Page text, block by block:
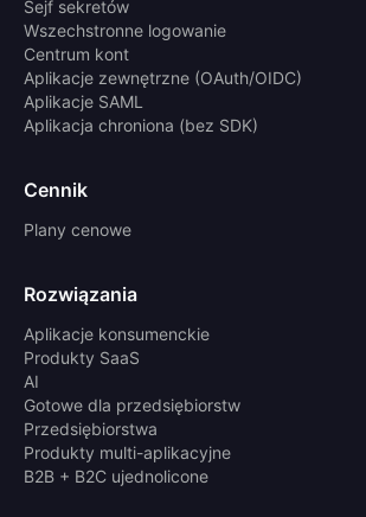
Sejf sekretów
Wszechstronne logowanie
Centrum kont
Aplikacje zewnętrzne (OAuth/OIDC)
Aplikacje SAML
Aplikacja chroniona (bez SDK)
Cennik
Plany cenowe
Rozwiązania
Aplikacje konsumenckie
Produkty SaaS
AI
Gotowe dla przedsiębiorstw
Przedsiębiorstwa
Produkty multi-aplikacyjne
B2B + B2C ujednolicone